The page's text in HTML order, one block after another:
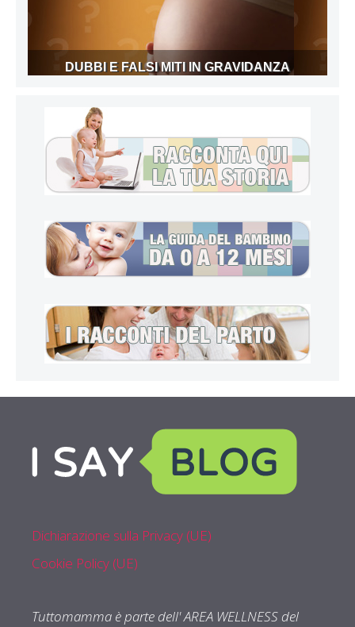
DUBBI E FALSI MITI IN GRAVIDANZA
Dichiarazione sulla Privacy (UE)
Cookie Policy (UE)
Tuttomamma è parte dell' AREA WELLNESS del